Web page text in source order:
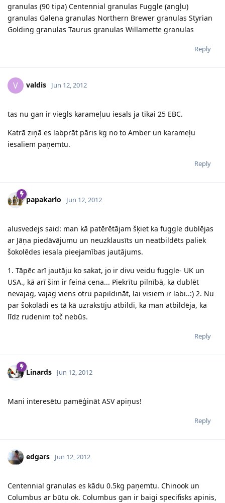
granulas (90 tipa) Centennial granulas Fuggle (angļu)
granulas Galena granulas Northern Brewer granulas Styrian
Golding granulas Taurus granulas Willamette granulas
Reply
V valdis Jun 12, 2012
tas nu gan ir viegls karameļuu iesals ja tikai 25 EBC.
Katrā ziņā es labprāt pāris kg no to Amber un karameļu
iesaliem paņemtu.
Reply
papakarlo Jun 12, 2012
alusvedejs said: man kā patērētājam šķiet ka fuggle dublējas
ar Jāņa piedāvājumu un neuzklausīts un neatbildēts paliek
šokolēdes iesala pieejamības jautājums.
1. Tāpēc arī jautāju ko sakat, jo ir divu veidu fuggle- UK un
USA., kā arī šim ir feina cena... Piekrītu pilnībā, ka dublēt
nevajag, vajag viens otru papildināt, lai visiem ir labi..:) 2. Nu
par šokolādi es tā kā uzrakstīju atbildi, ka man atbildēja, ka
līdz rudenim toč nebūs.
Reply
Linards Jun 12, 2012
Mani interesētu pamēģināt ASV apiņus!
Reply
edgars Jun 12, 2012
Centennial granulas es kādu 0.5kg paņemtu. Chinook un
Columbus ar būtu ok. Columbus gan ir baigi specifisks apinis,